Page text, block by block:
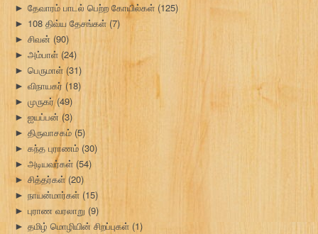
► தேவாரம் பாடல் பெற்ற கோயில்கள் (125)
► 108 திவ்ய தேசங்கள் (7)
► சிவன் (90)
► அம்பாள் (24)
► பெருமாள் (31)
► விநாயகர் (18)
► முருகர்(49)
► ஐயப்பன் (3)
► திருவாசகம் (5)
► கந்த புராணம் (30)
► அடியவர்கள் (54)
► சித்தர்கள் (20)
► நாயன்மார்கள் (15)
► புராண வரலாறு (9)
► தமிழ் மொழியின் சிறப்புகள் (1)